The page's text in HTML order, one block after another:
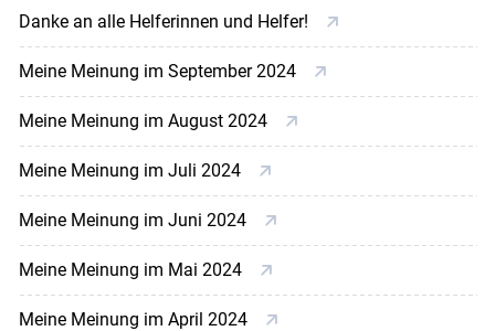
Danke an alle Helferinnen und Helfer!
Meine Meinung im September 2024
Meine Meinung im August 2024
Meine Meinung im Juli 2024
Meine Meinung im Juni 2024
Meine Meinung im Mai 2024
Meine Meinung im April 2024